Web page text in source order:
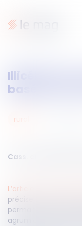
Illicéité des clauses de fermage
basées sur
rural
Cass. civ 3ème du
L’article L. 411-11 du
précise que le loyer
permanentes
agrumicoles et des